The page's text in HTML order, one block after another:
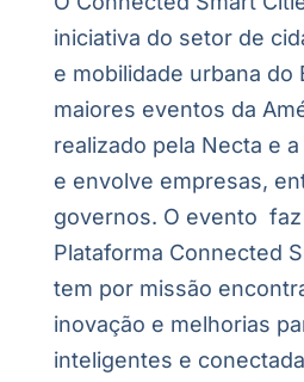
iniciativa do setor de
e mobilidade urbana do
maiores eventos da
realizado pela Necta e
e envolve empresas,
governos. O evento
Plataforma Connected
tem por missão
inovação e melhorias
inteligentes e